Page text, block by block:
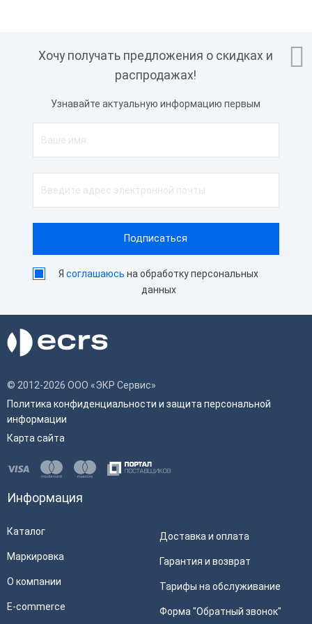

Хочу получать предложения о скидках и
распродажах!
Узнавайте актуальную информацию первым
Ясоглашаюсь на обработку персональных
данных
© 2012-2026 ООО «ЭКР Сервис»
Политика конфиденциальности и защита персональной
информации
Карта сайта
Информация
Каталог
Маркировка
О компании
E-commerce
Доставка и оплата
Гарантия и возврат
Тарифы на обслуживание
Форма "Обратный звонок"